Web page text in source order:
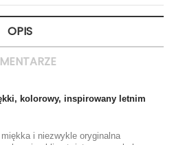
OPIS
kolorowy, inspirowany letnim
i niezwykle oryginalna